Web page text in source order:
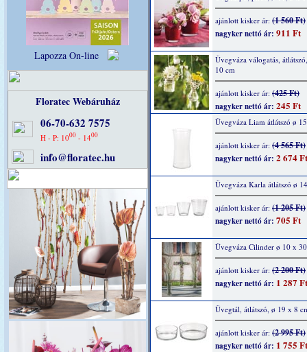
Lapozza On-line
Floratec Webáruház
06-70-632 7575
H - P: 1000- 1400
info@floratec.hu
ajánlott kisker ár: (1 560 Ft)
nagyker nettó ár: 911 Ft
Üvegváza válogatás,
10 cm
ajánlott kisker ár: (425 Ft)
nagyker nettó ár: 245 Ft
Üvegváza Liam átlátszó ø
ajánlott kisker ár: (4 565 Ft)
nagyker nettó ár: 2 674 Ft
Üvegváza Karla átlátszó ø
ajánlott kisker ár: (1 205 Ft)
nagyker nettó ár: 705 Ft
Üvegváza Cilinder ø 10 x
ajánlott kisker ár: (2 200 Ft)
nagyker nettó ár: 1 287 Ft
Üvegtál, átlátszó, ø 19 x 8
ajánlott kisker ár: (2 995 Ft)
nagyker nettó ár: 1 755 Ft